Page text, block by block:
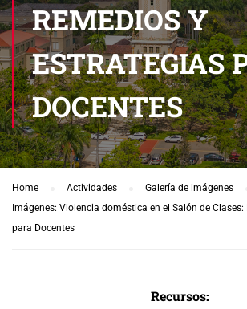
REMEDIOS Y
ESTRATEGIAS
DOCENTES
Home Actividades
Galería de imágenes
Imágenes: Violencia doméstica en el Salón de
para Docentes
Recursos: